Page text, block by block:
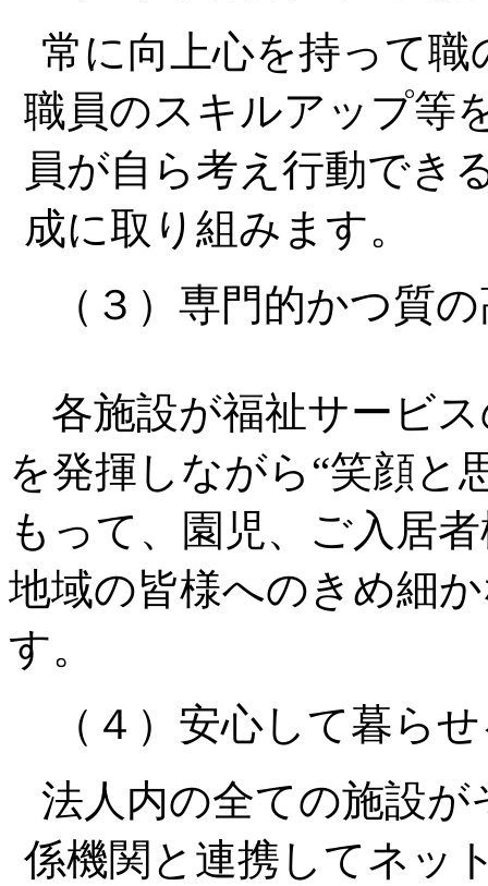
常に向上心を持って
職員のスキルアップ等
員が自ら考え行動でき
成に取り組みます。
（３）専門的かつ質
各施設が福祉サービ
を発揮しながら“笑顔と
もって、園児、ご入居
地域の皆様へのきめ細
す。
（４）安心して暮ら
法人内の全ての施設
係機関と連携してネッ